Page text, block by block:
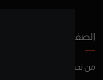
الصفحات
من نحن